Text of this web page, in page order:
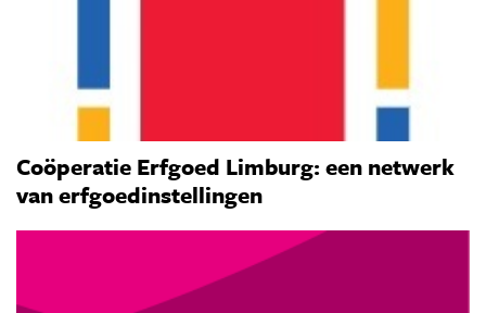
Coöperatie Erfgoed Limburg: een netwerk
van erfgoedinstellingen